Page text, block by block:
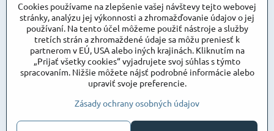
Maxstore
Bratislavská 79
Areál Satina
90201 Pezinok
vjazd do areálu z Bratislavskej ulice
Súradnice pre GPS:
48°16'48.83"N, 17°15'39.45"E
Cookies používame na zlepšenie vašej návštevy tejto webovej
stránky, analýzu jej výkonnosti a zhromažďovanie údajov o jej
používaní. Na tento účel môžeme použiť nástroje a služby
tretích strán a zhromaždené údaje sa môžu preniesť k
partnerom v EÚ, USA alebo iných krajinách. Kliknutím na
„Prijať všetky cookies“ vyjadrujete svoj súhlas s týmto
spracovaním. Nižšie môžete nájsť podrobné informácie alebo
upraviť svoje preferencie.
Zásady ochrany osobných údajov